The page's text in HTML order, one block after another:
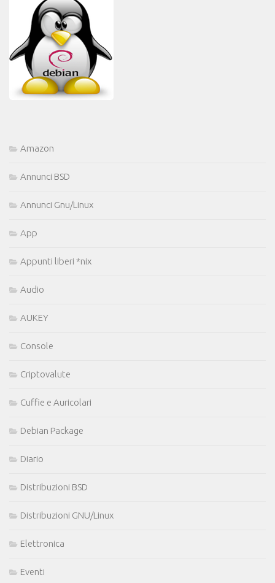
Amazon
Annunci BSD
Annunci Gnu/Linux
App
Appunti liberi *nix
Audio
AUKEY
Console
Criptovalute
Cuffie e Auricolari
Debian Package
Diario
Distribuzioni BSD
Distribuzioni GNU/Linux
Elettronica
Eventi